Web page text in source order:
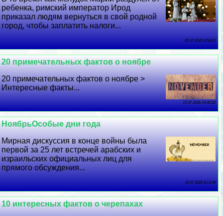
ребенка, римский император Ирод
приказал людям вернуться в свой родной
город, чтобы заплатить налоги...
20 07 2026 9:56:20
20 примечательных фактов о ноябре
20 примечательных фактов о ноябре >
Интересные факты...
19 07 2026 19:46:52
НоябрьОсобые дни года
Мирная дискуссия в конце войны была
первой за 25 лет встречей арабских и
израильских официальных лиц для
прямого обсуждения...
18 07 2026 8:13:49
10 интересных фактов о черепахах